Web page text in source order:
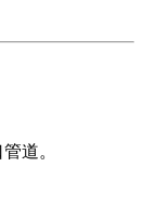
道。